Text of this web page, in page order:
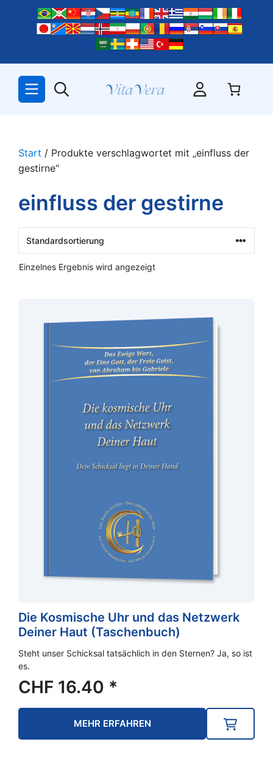
springen
Start / Produkte verschlagwortet mit „einfluss der
gestirne“
einfluss der gestirne
Einzelnes Ergebnis wird angezeigt
Die Kosmische Uhr und das Netzwerk
Deiner Haut (Taschenbuch)
Steht unser Schicksal tatsächlich in den Sternen? Ja, so ist
es.
CHF 16.40 *
MEHR ERFAHREN